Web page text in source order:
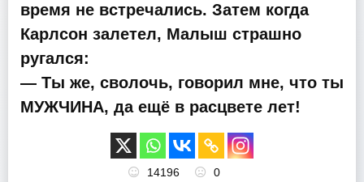
время не встречались. Затем когда
Карлсон залетел, Малыш страшно
ругался:
— Ты же, сволочь, говорил мне, что ты
МУЖЧИНА, да ещё в расцвете лет!
14196 0